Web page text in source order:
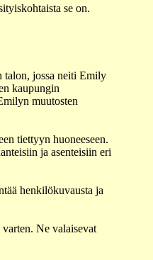
se on.
talon, jossa neiti Emily
kaupungin
muutosten
tiettyyn huoneeseen.
ja asenteisiin eri
henkilökuvausta ja
Ne valaisevat